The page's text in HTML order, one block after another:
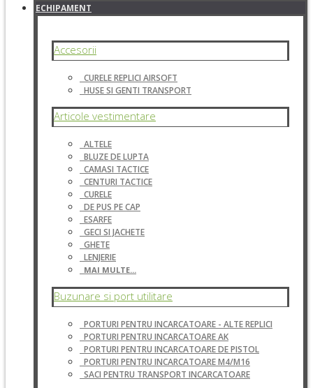
ECHIPAMENT
Accesorii
CURELE REPLICI AIRSOFT
HUSE SI GENTI TRANSPORT
Articole vestimentare
ALTELE
BLUZE DE LUPTA
CAMASI TACTICE
CENTURI TACTICE
CURELE
DE PUS PE CAP
ESARFE
GECI SI JACHETE
GHETE
LENJERIE
MAI MULTE...
Buzunare si port utilitare
PORTURI PENTRU INCARCATOARE - ALTE REPLICI
PORTURI PENTRU INCARCATOARE AK
PORTURI PENTRU INCARCATOARE DE PISTOL
PORTURI PENTRU INCARCATOARE M4/M16
SACI PENTRU TRANSPORT INCARCATOARE